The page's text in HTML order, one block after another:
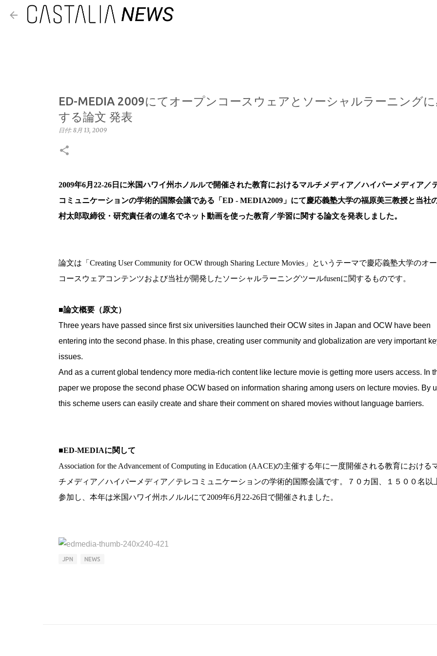
ED-MEDIA 2009にてオープンコースウェアとソーシャルラーニング
する論文 発表
日付: 8月 13, 2009
2009年6月22-26日に米国ハワイ州ホノルルで開催された教育におけるマルチメディア／ハイパーメディア／
コミュニケーションの学術的国際会議である「ED - MEDIA2009」にて慶応義塾大学の福原美三教授と当社
村太郎取締役・研究責任者の連名でネット動画を使った教育／学習に関する論文を発表しました。
論文は「Creating User Community for OCW through Sharing Lecture Movies」というテーマで慶応義塾大学のオ
コースウェアコンテンツおよび当社が開発したソーシャルラーニングツールfusenに関するものです。
■論文概要（原文）
Three years have passed since first six universities launched their OCW sites in Japan and OCW have been
entering into the second phase. In this phase, creating user community and globalization are very important
issues.
And as a current global tendency more media-rich content like lecture movie is getting more users access. In
paper we propose the second phase OCW based on information sharing among users on lecture movies. By
this scheme users can easily create and share their comment on shared movies without language barriers.
■ED-MEDIAに関して
Association for the Advancement of Computing in Education (AACE)の主催する年に一度開催される教育における
チメディア／ハイパーメディア／テレコミュニケーションの学術的国際会議です。７０カ国、１５００名以
参加し、本年は米国ハワイ州ホノルルにて2009年6月22-26日で開催されました。
JPN NEWS